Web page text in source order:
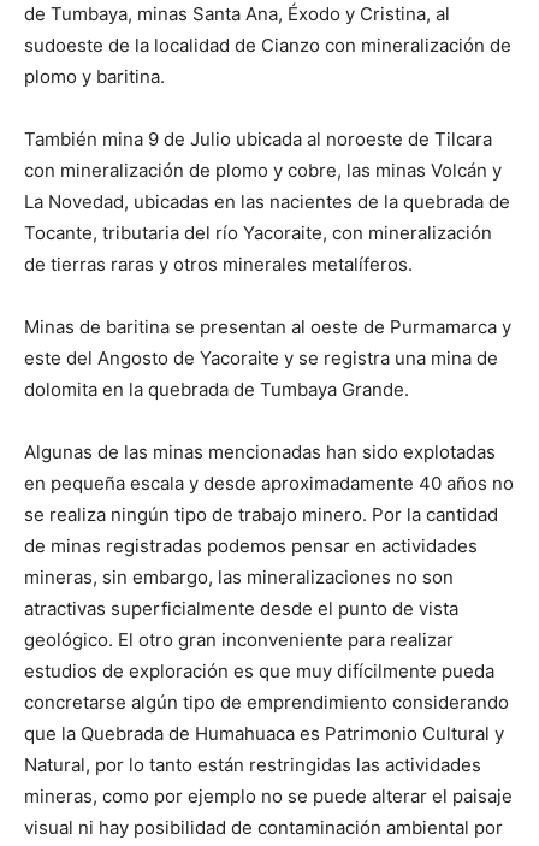
de Tumbaya, minas Santa Ana, Éxodo y Cristina, al
sudoeste de la localidad de Cianzo con mineralización de
plomo y baritina.
También mina 9 de Julio ubicada al noroeste de Tilcara
con mineralización de plomo y cobre, las minas Volcán y
La Novedad, ubicadas en las nacientes de la quebrada de
Tocante, tributaria del río Yacoraite, con mineralización
de tierras raras y otros minerales metalíferos.
Minas de baritina se presentan al oeste de Purmamarca y
este del Angosto de Yacoraite y se registra una mina de
dolomita en la quebrada de Tumbaya Grande.
Algunas de las minas mencionadas han sido explotadas
en pequeña escala y desde aproximadamente 40 años no
se realiza ningún tipo de trabajo minero. Por la cantidad
de minas registradas podemos pensar en actividades
mineras, sin embargo, las mineralizaciones no son
atractivas superficialmente desde el punto de vista
geológico. El otro gran inconveniente para realizar
estudios de exploración es que muy difícilmente pueda
concretarse algún tipo de emprendimiento considerando
que la Quebrada de Humahuaca es Patrimonio Cultural y
Natural, por lo tanto están restringidas las actividades
mineras, como por ejemplo no se puede alterar el paisaje
visual ni hay posibilidad de contaminación ambiental por